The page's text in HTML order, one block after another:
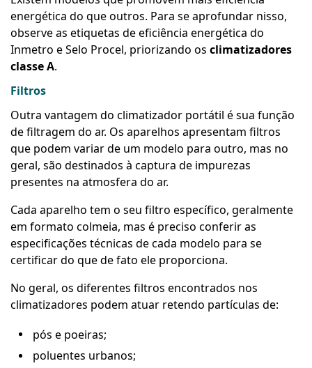
energética do que outros. Para se aprofundar nisso,
observe as etiquetas de eficiência energética do
Inmetro e Selo Procel, priorizando os climatizadores
classe A.
Filtros
Outra vantagem do climatizador portátil é sua função
de filtragem do ar. Os aparelhos apresentam filtros
que podem variar de um modelo para outro, mas no
geral, são destinados à captura de impurezas
presentes na atmosfera do ar.
Cada aparelho tem o seu filtro específico, geralmente
em formato colmeia, mas é preciso conferir as
especificações técnicas de cada modelo para se
certificar do que de fato ele proporciona.
No geral, os diferentes filtros encontrados nos
climatizadores podem atuar retendo partículas de:
pós e poeiras;
poluentes urbanos;